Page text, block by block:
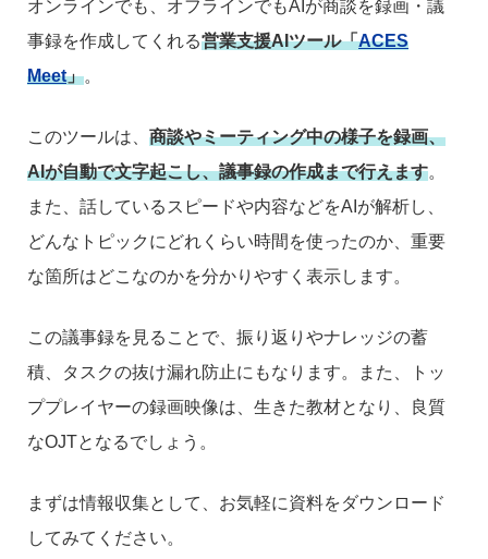
オンラインでも、オフラインでもAIが商談を録画・議
事録を作成してくれる営業支援AIツール「ACES
Meet」。
このツールは、 商談やミーティング中の様子を録画、
AIが自動で文字起こし、議事録の作成まで行えます。
また、話しているスピードや内容などをAIが解析し、
どんなトピックにどれくらい時間を使ったのか、重要
な箇所はどこなのかを分かりやすく表示します。
この議事録を見ることで、振り返りやナレッジの蓄
積、タスクの抜け漏れ防止にもなります。また、トッ
ププレイヤーの録画映像は、生きた教材となり、良質
なOJTとなるでしょう。
まずは情報収集として、お気軽に資料をダウンロード
してみてください。